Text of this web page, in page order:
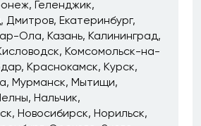
Геленджик
Дмитров Екатеринбург
Ола Казань Калининград
Комсомольск-на-
Краснокамск Курск
Мурманск Мытищи
Нальчик
Новосибирск Норильск